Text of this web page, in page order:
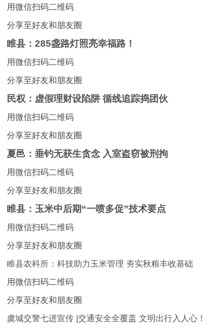
用微信扫码二维码
分享至好友和朋友圈
睢县：285盏路灯照亮幸福路！
用微信扫码二维码
分享至好友和朋友圈
民权：虚假理财设陷阱 循线追踪捣团伙
用微信扫码二维码
分享至好友和朋友圈
夏邑：垂钓无获生贪念 入室盗窃被刑拘
用微信扫码二维码
分享至好友和朋友圈
睢县：玉米中后期“一喷多促”技术要点
用微信扫码二维码
分享至好友和朋友圈
睢县农科所：科技助力玉米管理 夯实秋粮丰收基础
用微信扫码二维码
分享至好友和朋友圈
虞城交警七进宣传 |交通安全全覆盖 文明出行入人心！